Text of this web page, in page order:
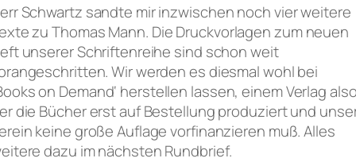
Schwartz sandte mir inzwischen noch vier weitere
zu Thomas Mann. Die Druckvorlagen zum neuen
unserer Schriftenreihe sind schon weit
Wir werden es diesmal wohl bei
on Demand‘ herstellen lassen, einem Verlag
die Bücher erst auf Bestellung produziert und
keine große Auflage vorfinanzieren muß. Alles
dazu im nächsten Rundbrief.